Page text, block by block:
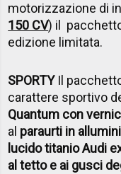
motorizzazione di
150 CV) il
edizione limitata.
SPORTYIl
carattere sportivo
Quantum con
al paraurti in
lucido titanio Audi
al tetto e ai gusci